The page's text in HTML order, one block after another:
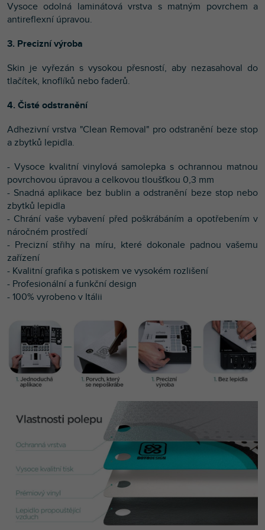
Vysoce odolná laminátová vrstva s matným povrchem a
antireflexní úpravou.
3. Precizní výroba
Skin je vyřezán s vysokou přesností, aby nezasahoval do
tlačítek, knoflíků nebo faderů.
4. Čisté odstranění
Adhezivní vrstva "Clean Removal" pro odstranění beze stop
a zbytků lepidla.
- Vysoce kvalitní vinylová samolepka s ochrannou matnou
povrchovou úpravou a celkovou tloušťkou 0,3 mm
- Snadná aplikace bez bublin a odstranění beze stop nebo
zbytků lepidla
- Chrání vaše vybavení před poškrábáním a opotřebením v
náročném prostředí
- Precizní střihy na míru, které dokonale padnou vašemu
zařízení
- Kvalitní grafika s potiskem ve vysokém rozlišení
- Profesionální a funkční design
- 100% vyrobeno v Itálii